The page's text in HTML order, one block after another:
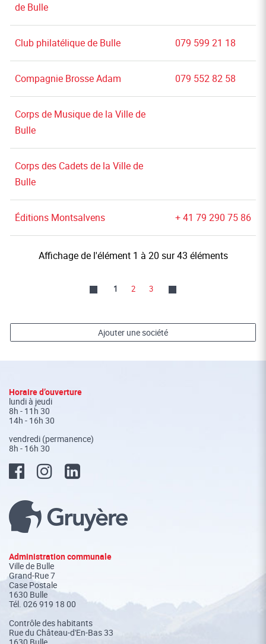
de Bulle
Club philatélique de Bulle 079 599 21 18
Compagnie Brosse Adam 079 552 82 58
Corps de Musique de la Ville de
Bulle
Corps des Cadets de la Ville de
Bulle
Éditions Montsalvens + 41 79 290 75 86
Affichage de l'élément 1 à 20 sur 43 éléments
1 2 3
Ajouter une société
Fusszeile
Horaire d’ouverture
lundi à jeudi
8h - 11h 30
14h - 16h 30
vendredi (permanence)
8h - 16h 30
Administration communale
Ville de Bulle
Grand-Rue 7
Case Postale
1630 Bulle
Tél. 026 919 18 00
Contrôle des habitants
Rue du Château-d'En-Bas 33
1630 Bulle